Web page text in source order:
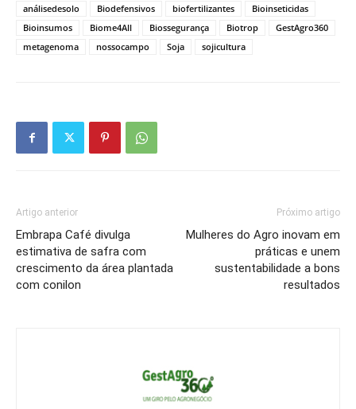
análisedesolo Biodefensivos biofertilizantes
Bioinseticidas
Bioinsumos
Biome4All Biossegurança Biotrop
GestAgro360
metagenoma
nossocampo Soja sojicultura
Artigo anterior
Embrapa Café divulga
estimativa de safra com
crescimento da área plantada
com conilon
Próximo artigo
Mulheres do Agro inovam em
práticas e unem
sustentabilidade a bons
resultados